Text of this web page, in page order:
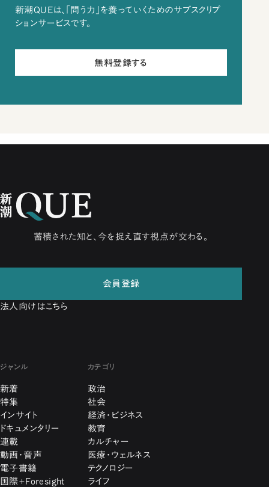
新潮QUEは、「問う力」を養っていくためのサブスクリプ
ションサービスです。
無料登録する
蓄積された知と、今を捉え直す視点が交わる。
会員登録
法人向けはこちら
ジャンル
新着
特集
インサイト
ドキュメンタリー
連載
動画・音声
電子書籍
国際+Foresight
カテゴリ
政治
社会
経済・ビジネス
教育
カルチャー
医療・ウェルネス
テクノロジー
ライフ